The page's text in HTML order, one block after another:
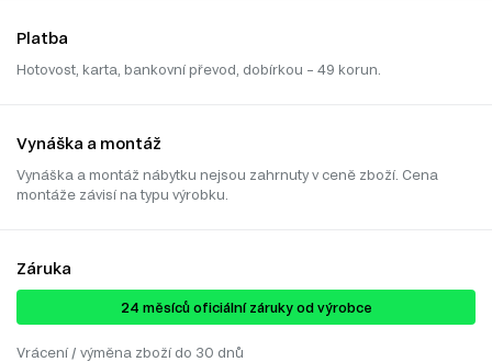
Platba
Hotovost, karta, bankovní převod, dobírkou – 49 korun.
Vynáška a montáž
Vynáška a montáž nábytku nejsou zahrnuty v ceně zboží. Cena
montáže závisí na typu výrobku.
Záruka
24 ​​​​měsíců oficiální záruky od výrobce
Vrácení / výměna zboží do 30 dnů